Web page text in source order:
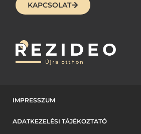
KAPCSOLAT
IMPRESSZUM
ADATKEZELÉSI TÁJÉKOZTATÓ